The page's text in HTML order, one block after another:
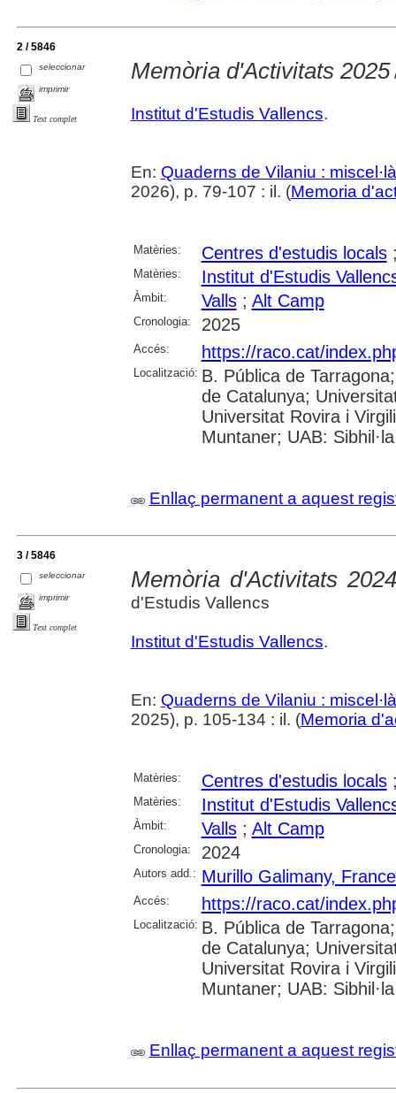
2 / 5846
seleccionar
imprimir
Text complet
Memòria d'Activitats 2025
Institut d'Estudis Vallencs.
En: Quaderns de Vilaniu :
2026), p. 79-107 : il. (Memoria
Matèries: Centres d'estudis locals
Matèries: Institut d'Estudis
Àmbit: Valls; Alt Camp
Cronologia: 2025
Accés: https://raco.cat/
Localització: B. Pública de
de Catalunya;
Universitat Rovira i
Muntaner; UAB: Sibhil·la
Enllaç permanent a aquest
3 / 5846
seleccionar
imprimir
Text complet
Memòria d'Activitats 2024
d'Estudis Vallencs
Institut d'Estudis Vallencs.
En: Quaderns de Vilaniu :
2025), p. 105-134 : il. (Memoria
Matèries: Centres d'estudis locals
Matèries: Institut d'Estudis
Àmbit: Valls; Alt Camp
Cronologia: 2024
Autors add.: Murillo Galimany,
Accés: https://raco.cat/
Localització: B. Pública de
de Catalunya;
Universitat Rovira i
Muntaner; UAB: Sibhil·la
Enllaç permanent a aquest